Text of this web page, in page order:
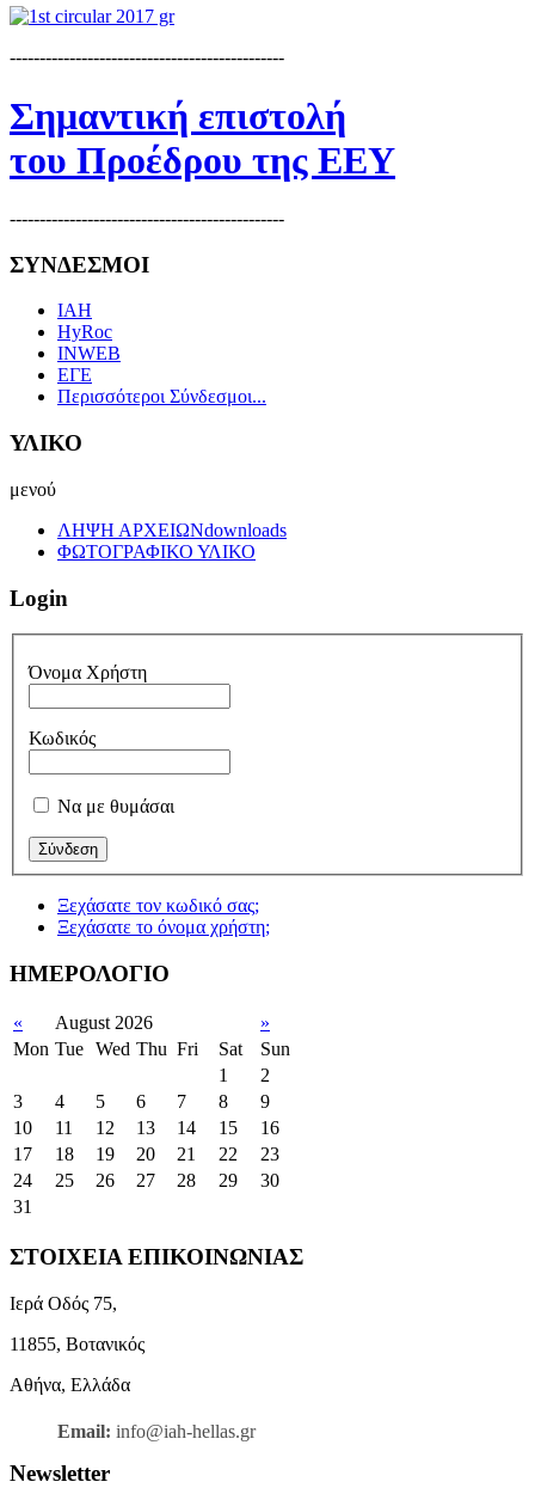
----------------------------------------------
Σημαντική επιστολή
του Προέδρου της ΕΕΥ
----------------------------------------------
ΣΥΝΔΕΣΜΟΙ
IAH
HyRoc
INWEB
ΕΓΕ
Περισσότεροι Σύνδεσμοι...
ΥΛΙΚΟ
μενού
ΛΗΨΗ ΑΡΧΕΙΩΝdownloads
ΦΩΤΟΓΡΑΦΙΚΟ ΥΛΙΚΟ
Login
Όνομα Χρήστη
Κωδικός
Να με θυμάσαι
Ξεχάσατε τον κωδικό σας;
Ξεχάσατε το όνομα χρήστη;
ΗΜΕΡΟΛΟΓΙΟ
« August 2026
»
Mon Tue Wed Thu Fri Sat
Sun
1
2
3
4 5 6 7 8
9
10
11 12 13 14 15
16
17
18 19 20 21 22
23
24
25 26 27 28 29
30
31
ΣΤΟΙΧΕΙΑ ΕΠΙΚΟΙΝΩΝΙΑΣ
Ιερά Οδός 75,
11855, Βοτανικός
Αθήνα, Ελλάδα
Email: info@iah-hellas.gr
Newsletter